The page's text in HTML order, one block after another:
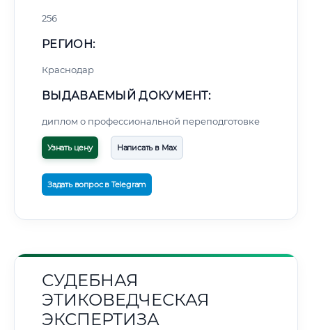
256
РЕГИОН:
Краснодар
ВЫДАВАЕМЫЙ ДОКУМЕНТ:
диплом о профессиональной переподготовке
Узнать цену Написать в Max
Задать вопрос в Telegram
СУДЕБНАЯ
ЭТИКОВЕДЧЕСКАЯ
ЭКСПЕРТИЗА